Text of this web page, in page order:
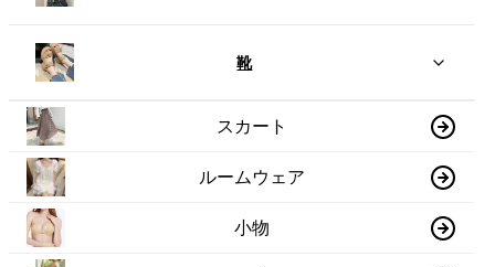
靴
スカート
ルームウェア
小物